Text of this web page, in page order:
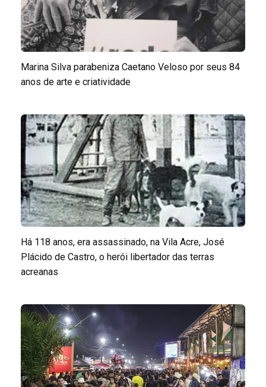
Marina Silva parabeniza Caetano Veloso por seus 84
anos de arte e criatividade
Há 118 anos, era assassinado, na Vila Acre, José
Plácido de Castro, o herói libertador das terras
acreanas